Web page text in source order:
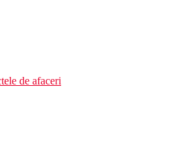
de afaceri